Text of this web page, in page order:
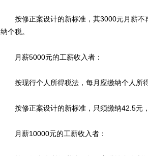
按修正案设计的新标准，其3000元月薪不
纳个税。
月薪5000元的工薪收入者：
按现行个人所得税法，每月应缴纳个人所得
按修正案设计的新标准，只须缴纳42.5元，
月薪10000元的工薪收入者：